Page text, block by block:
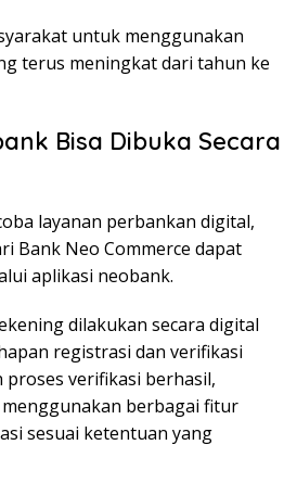
untuk menggunakan
terus meningkat dari tahun ke
Bisa Dibuka Secara
layanan perbankan digital,
Bank Neo Commerce dapat
aplikasi neobank.
dilakukan secara digital
registrasi dan verifikasi
proses verifikasi berhasil,
berbagai fitur
sesuai ketentuan yang